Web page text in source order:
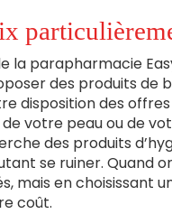
la parapharmacie
des produits de
disposition des
votre peau ou de
des produits
se ruiner. Quand
mais en choisissant
coût.